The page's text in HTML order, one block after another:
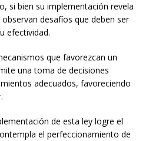
si bien su implementación revela
desafíos que deben ser
efectividad.
que favorezcan un
una toma de decisiones
adecuados, favoreciendo
de esta ley logre el
el perfeccionamiento de